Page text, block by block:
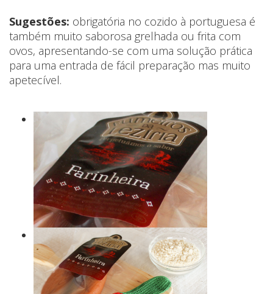
Sugestões: obrigatória no cozido à portuguesa é
também muito saborosa grelhada ou frita com
ovos, apresentando-se com uma solução prática
para uma entrada de fácil preparação mas muito
apetecível.